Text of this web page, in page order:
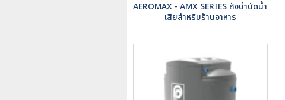
AEROMAX - AMX SERIES ถังบำบัดน้ำ
เสียสำหรับร้านอาหาร